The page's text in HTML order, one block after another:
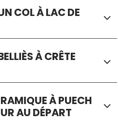
COL À LAC DE
À CRÊTE
À PUECH
AU DÉPART